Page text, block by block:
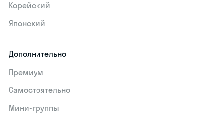
Корейский
Японский
Дополнительно
Премиум
Самостоятельно
Мини-группы